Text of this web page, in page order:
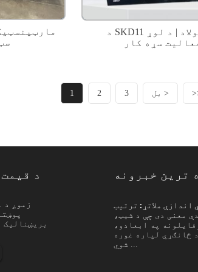
د SKD11 وسیلې فولاد | د لوړ
1 2 3 بل >
د
زموږ د
ترین خبرونه
د سټینلیس سټیل ګمرکي اندازې ملاتړ: ترتیب ...
پیژندنه د سټینلیس سټیل
پلیټ، بار، پایپ، ټیوب،
زغم، اوږدوالي، پای یا
معنی دی چې د شیټ،
په ابعادو،
ځانګړي لپاره غوره